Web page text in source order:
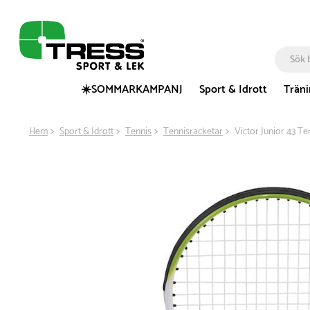
☀️SOMMARKAMPANJ
Sport & Idrott
Hem Sport & Idrott Tennis Tennisracketar Victor Junior 43